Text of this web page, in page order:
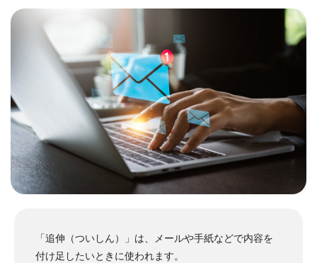
「追伸（ついしん）」は、メールや手紙などで内容を
付け足したいときに使われます。